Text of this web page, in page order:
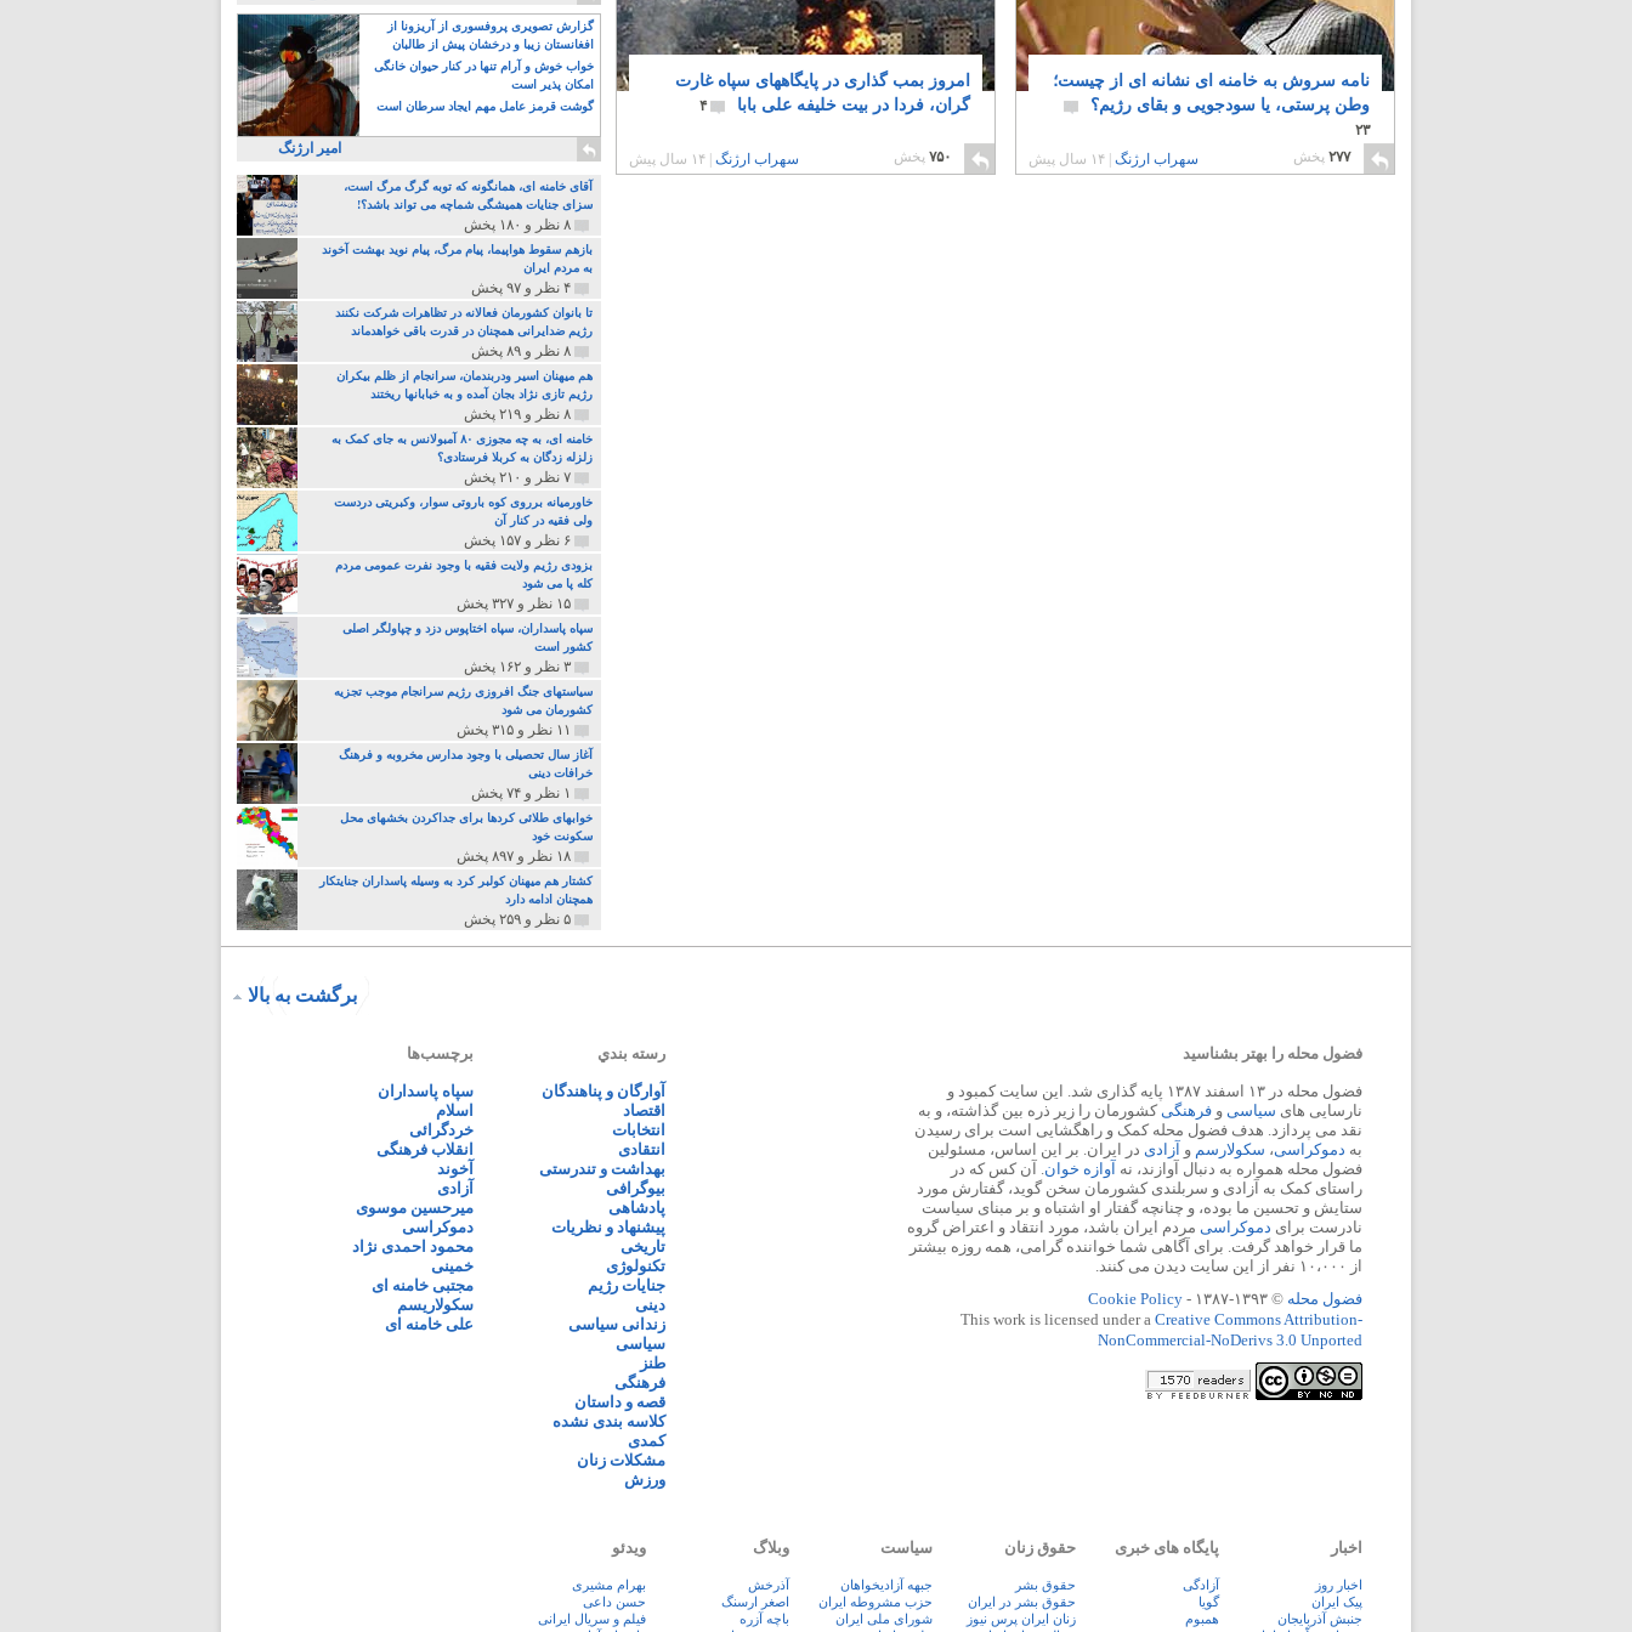
نامه سروش به خامنه ای نشانه ای از چیست؛
وطن پرستی، یا سودجویی و بقای رژیم؟
۲۳
۲۷۷ پخش سهراب ارژنگ |۱۴ سال پیش
امروز بمب گذاری در پایگاههای سپاه غارت
گران، فردا در بیت خلیفه علی بابا
۴
۷۵۰پخش سهراب ارژنگ ۱۴ سال پیش
گزارش تصویری پروفسوری از آریزونا از
افغانستان زیبا و درخشان پیش از طالبان
خواب خوش و آرام تنها در کنار حیوان خانگی
امکان پذیر است
گوشت قرمز عامل مهم ایجاد سرطان است
امیر ارژنگ
آقای خامنه ای، همانگونه که توبه گرگ مرگ است،
سزای جنایات همیشگی شماچه می تواند باشد؟!
۸ نظر و ۱۸۰ پخش
بازهم سقوط هواپیما، پیام مرگ، پیام نوید بهشت آخوند
به مردم ایران
۴ نظر و ۹۷ پخش
تا بانوان کشورمان فعالانه در تظاهرات شرکت نکنند
رژیم ضدایرانی همچنان در قدرت باقی خواهدماند
۸ نظر و ۸۹ پخش
هم میهنان اسیر ودربندمان، سرانجام از ظلم بیکران
رژیم تازی نژاد بجان آمده و به خبابانها ریختند
۸ نظر و ۲۱۹ پخش
خامنه ای، به چه مجوزی ۸۰ آمبولانس به جای کمک به
زلزله زدگان به کربلا فرستادی؟
۷ نظر و ۲۱۰ پخش
خاورمیانه برروی کوه باروتی سوار، وکبریتی دردست
ولی فقیه در کنار آن
۶ نظر و ۱۵۷ پخش
بزودی رژیم ولایت فقیه با وجود نفرت عمومی مردم
کله پا می شود
۱۵ نظر و ۳۲۷ پخش
سپاه پاسداران، سپاه اختاپوس دزد و چپاولگر اصلی
کشور است
۳ نظر و ۱۶۲ پخش
سیاستهای جنگ افروزی رژیم سرانجام موجب تجزیه
کشورمان می شود
۱۱ نظر و ۳۱۵ پخش
آغاز سال تحصیلی با وجود مدارس مخروبه و فرهنگ
خرافات دینی
۱ نظر و ۷۴ پخش
خوابهای طلائی کردها برای جداکردن بخشهای محل
سکونت خود
۱۸ نظر و ۸۹۷ پخش
کشتار هم میهنان کولبر کرد به وسیله پاسداران جنایتکار
همچنان ادامه دارد
۵ نظر و ۲۵۹ پخش
برگشت به بالا
فضول محله را بهتر بشناسید
فضول محله در ۱۳ اسفند ۱۳۸۷ پایه گذاری شد. این سایت کمبود و
نارسایی های سیاسی و فرهنگیکشورمان را زیر ذره بین گذاشته، و به
نقد می پردازد. هدف فضول محله کمک و راهگشایی است برای رسیدن
به دموکراسی، سکولارسم و آزادی در ایران. بر این اساس، مسئولین
فضول محله همواره به دنبال آوازند، نه آوازه خوان. آن کس که در
راستای کمک به آزادی و سربلندی کشورمان سخن گوید، گفتارش مورد
ستایش و تحسین ما بوده، و چنانچه گفتار او اشتباه و بر مبنای سیاست
نادرست برای دموکراسی مردم ایران باشد، مورد انتقاد و اعتراض گروه
ما قرار خواهد گرفت. برای آگاهی شما خواننده گرامی، همه روزه بیشتر
از ۱۰،۰۰۰ نفر از این سایت دیدن می کنند.
فضول محله © ۱۳۹۳-۱۳۸۷ -
Cookie Policy
This work is licensed under a Creative Commons Attribution-
NonCommercial-NoDerivs 3.0 Unported
رسته بندي
آوارگان و پناهندگان
اقتصاد
انتخابات
انتقادی
بهداشت و تندرستی
بیوگرافی
پادشاهی
پیشنهاد و نظریات
تاریخی
تکنولوژی
جنایات رژیم
دینی
زندانی سیاسی
سیاسی
طنز
فرهنگی
قصه و داستان
کلاسه بندی نشده
کمدی
مشکلات زنان
ورزش
برچسب‌ها
سپاه پاسداران
اسلام
خردگرائی
انقلاب فرهنگی
آخوند
آزادی
میرحسین موسوی
دموکراسی
محمود احمدی نژاد
خمینی
مجتبی خامنه ای
سکولاریسم
علی خامنه ای
اخبار
اخبار روز
پيک ايران
جنبش آذربایجان
پایگاه های خبری
آزادگی
گویا
همبوم
حقوق زنان
حقوق بشر
حقوق بشر در ایران
زنان ايران پرس نيوز
سیاست
جبهه آزادیخواهان
حزب مشروطه ایران
شورای ملی ایران
وبلاگ
آذرخش
اصغر ارسنگ
باچه آزره
ویدئو
بهرام مشیری
حسن داعی
فيلم و سريال ايرانی